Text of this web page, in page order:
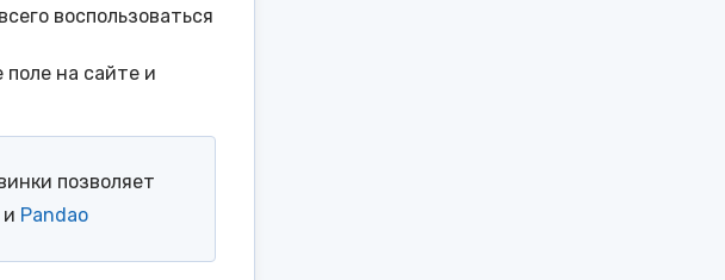
воспользоваться
на сайте и
позволяет
и Pandao